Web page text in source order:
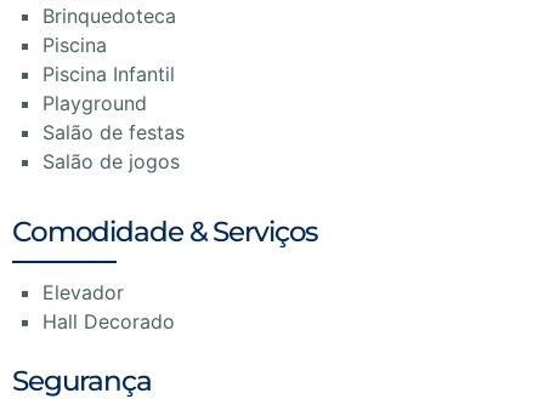
Brinquedoteca
Piscina
Piscina Infantil
Playground
Salão de festas
Salão de jogos
Comodidade & Serviços
Elevador
Hall Decorado
Segurança